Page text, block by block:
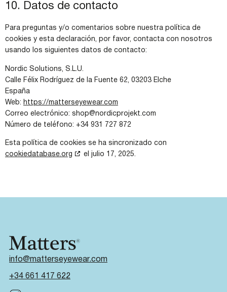
10. Datos de contacto
Para preguntas y/o comentarios sobre nuestra política de
cookies y esta declaración, por favor, contacta con nosotros
usando los siguientes datos de contacto:
Nordic Solutions, S.L.U.
Calle Félix Rodríguez de la Fuente 62, 03203 Elche
España
Web: https://matterseyewear.com
Correo electrónico: shop@nordicprojekt.com
Número de teléfono: +34 931 727 872
Esta política de cookies se ha sincronizado con
cookiedatabase.org
el julio 17, 2025.
info@matterseyewear.com
+34 661 417 622